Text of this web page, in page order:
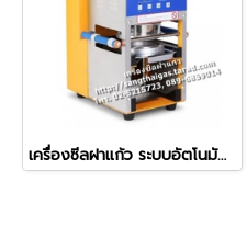
เครื่องซีลฝาแก้ว ระบบอัตโนมัติทั้งระบบ (Full Auto) รุ่น ZF-08